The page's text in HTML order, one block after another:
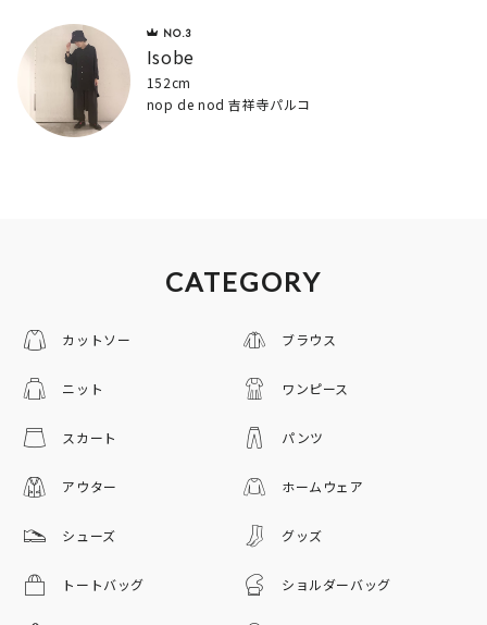
Isobe
152cm
nop de nod 吉祥寺パルコ
CATEGORY
カットソー ブラウス
ニット ワンピース
スカート パンツ
アウター ホームウェア
シューズ グッズ
トートバッグ ショルダーバッグ